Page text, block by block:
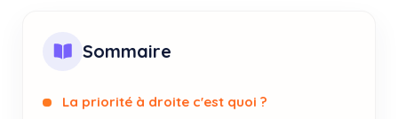
Sommaire
La priorité à droite c'est quoi ?